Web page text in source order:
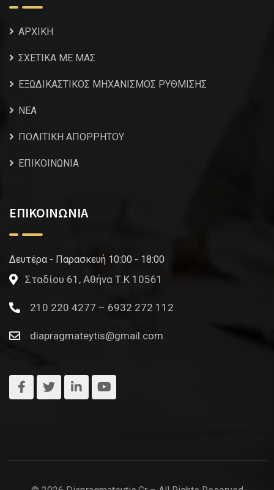
ΑΡΧΙΚΗ
ΣΧΕΤΙΚΑ ΜΕ ΜΑΣ
ΕΞΩΔΙΚΑΣΤΙΚΟΣ ΜΗΧΑΝΙΣΜΟΣ ΡΥΘΜΙΣΗΣ
NEA
ΠΟΛΙΤΙΚΗ ΑΠΟΡΡΗΤΟΥ
ΕΠΙΚΟΙΝΩΝΙΑ
ΕΠΙΚΟΙΝΩΝΙΑ
Δευτέρα - Παρασκευή 10:00 - 18:00
Σταδίου 61, Αθήνα Τ.Κ 10561
210 220 4277 – 6932 272 112
diapragmateytis@gmail.com